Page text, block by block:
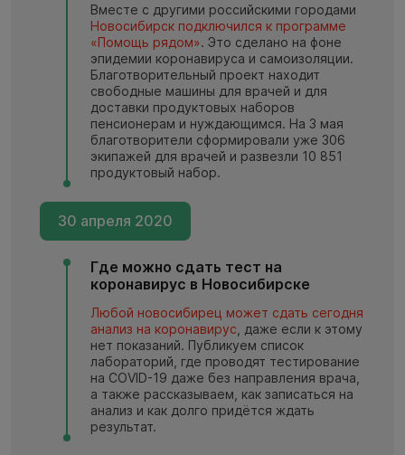
Вместе с другими российскими городами
Новосибирск подключился к программе
«Помощь рядом». Это сделано на фоне
эпидемии коронавируса и самоизоляции.
Благотворительный проект находит
свободные машины для врачей и для
доставки продуктовых наборов
пенсионерам и нуждающимся. На 3 мая
благотворители сформировали уже 306
экипажей для врачей и развезли 10 851
продуктовый набор.
30 апреля 2020
Где можно сдать тест на
коронавирус в Новосибирске
Любой новосибирец может сдать сегодня
анализ на коронавирус , даже если к этому
нет показаний. Публикуем список
лабораторий, где проводят тестирование
на COVID-19 даже без направления врача,
а также рассказываем, как записаться на
анализ и как долго придётся ждать
результат.